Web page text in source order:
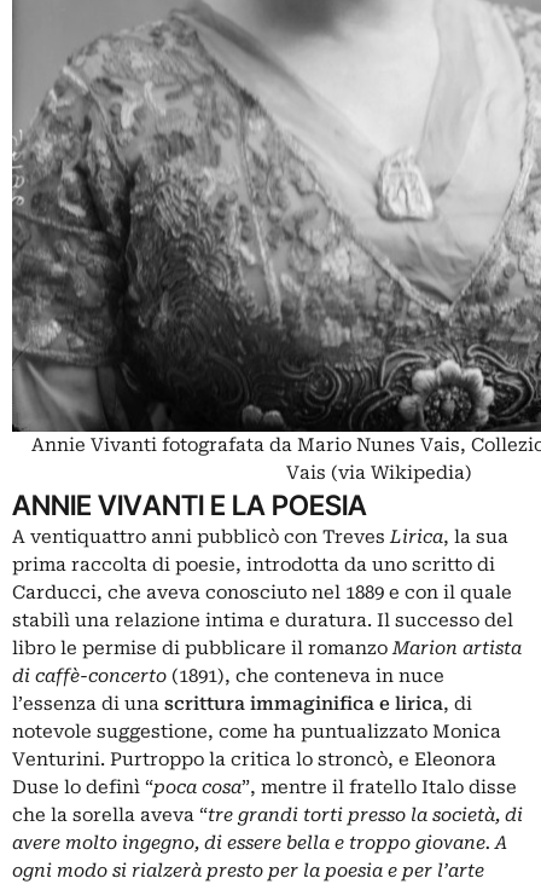
Annie Vivanti fotografata da Mario Nunes Vais,
Vais (via Wikipedia)
ANNIE VIVANTI E LA POESIA
A ventiquattro anni pubblicò con TrevesLirica, la sua
prima raccolta di poesie, introdotta da uno scritto di
Carducci, che aveva conosciuto nel 1889 e con il quale
stabilì una relazione intima e duratura. Il successo del
libro le permise di pubblicare il romanzoMarion artista
di caffè-concerto (1891), che conteneva in nuce
l’essenza di una scrittura immaginifica e lirica, di
notevole suggestione, come ha puntualizzato Monica
Venturini. Purtroppo la critica lo stroncò, e Eleonora
Duse lo definì “poca cosa”, mentre il fratello Italo disse
che la sorella aveva “tre grandi torti presso la società, di
avere molto ingegno, di essere bella e troppo giovane. A
ogni modo si rialzerà presto per la poesia e per l’arte